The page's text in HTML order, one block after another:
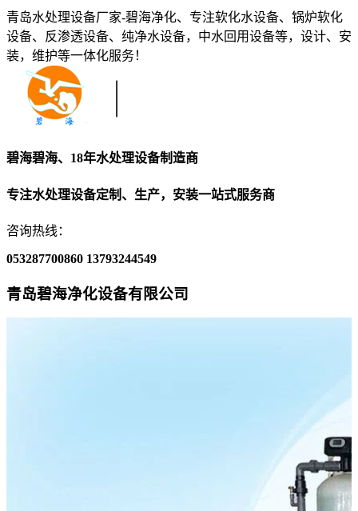
青岛水处理设备厂家-碧海净化、专注软化水设备、锅炉软化
设备、反渗透设备、纯净水设备，中水回用设备等，设计、安
装，维护等一体化服务！
碧海碧海、18年水处理设备制造商
专注水处理设备定制、生产，安装一站式服务商
咨询热线：
053287700860 13793244549
青岛碧海净化设备有限公司